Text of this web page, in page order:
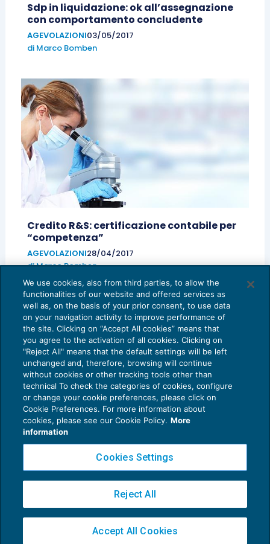
Sdp in liquidazione: ok all’assegnazione
con comportamento concludente
AGEVOLAZIONI03/05/2017
di Marco Bomben
Credito R&S: certificazione contabile per
“competenza”
AGEVOLAZIONI28/04/2017
diMarco Bomben
Sostitutiva sui finanziamenti: acconto
dovuto entro il 30 aprile
GUIDA AGLI ADEMPIMENTI21/04/2017
diMarco Bomben
We use cookies, also from third parties, to allow the
functionalities of our website and offered services as
well as, on the basis of your prior consent, to use data
on your navigation activity to improve performance of
the site. Clicking on “Accept All cookies” means that
you agree to the activation of all cookies. Clicking on
"Reject All" means that the default settings will be left
unchanged and, therefore, browsing will continue
without cookies or other tracking tools other than
technical To check the categories of cookies, configure
or change your cookie preferences, please click on
Cookie Preferences. For more information about
cookies, please see our Cookie Policy. More
information
Cookies Settings
Reject All
Accept All Cookies